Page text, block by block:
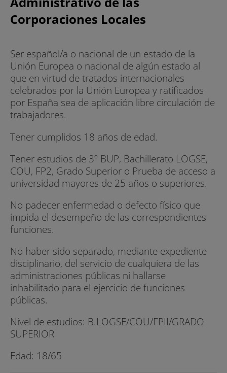
Corporaciones Locales
Ser español/a o nacional de un estado de la
Unión Europea o nacional de algún estado al
que en virtud de tratados internacionales
celebrados por la Unión Europea y ratificados
por España sea de aplicación libre circulación de
trabajadores.
Tener cumplidos 18 años de edad.
Tener estudios de 3º BUP, Bachillerato LOGSE,
COU, FP2, Grado Superior o Prueba de acceso a
universidad mayores de 25 años o superiores.
No padecer enfermedad o defecto físico que
impida el desempeño de las correspondientes
funciones.
No haber sido separado, mediante expediente
disciplinario, del servicio de cualquiera de las
administraciones públicas ni hallarse
inhabilitado para el ejercicio de funciones
públicas.
Nivel de estudios: B.LOGSE/COU/FPII/GRADO
SUPERIOR
Edad: 18/65